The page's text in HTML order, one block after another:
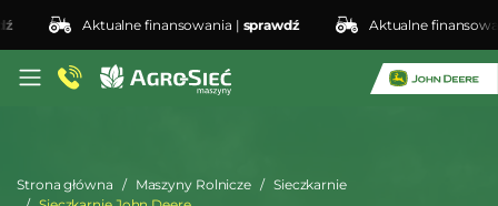
Aktualne finansowania |sprawdź Aktualne finansowania
Strona główna Maszyny Rolnicze
Sieczkarnie